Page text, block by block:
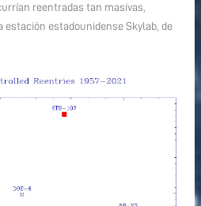
reentradas tan masivas,
estación estadounidense Skylab, de